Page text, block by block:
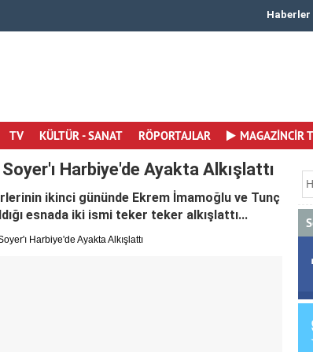
Canan Ergüder 50. Yaşına Merhaba Dedi Yaşamay..Haberler
TV KÜLTÜR - SANAT RÖPORTAJLAR MAGAZİNCİR
Harbiye'de Ayakta Alkışlattı
ikinci gününde Ekrem İmamoğlu ve Tunç
esnada iki ismi teker teker alkışlattı...
Harbiye'de Ayakta Alkışlattı